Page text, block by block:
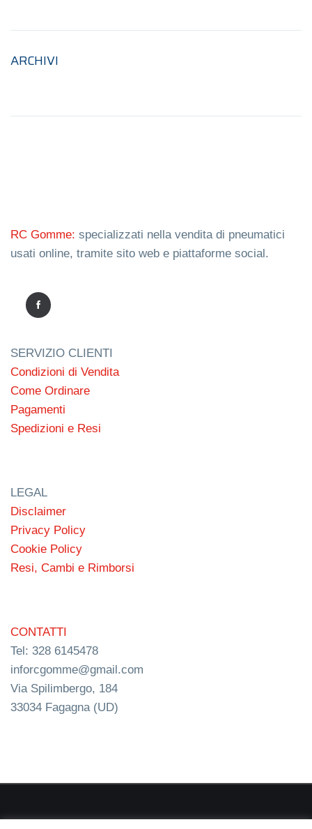
ARCHIVI
RC Gomme: specializzati nella vendita di pneumatici
usati online, tramite sito web e piattaforme social.
SERVIZIO CLIENTI
Condizioni di Vendita
Come Ordinare
Pagamenti
Spedizioni e Resi
LEGAL
Disclaimer
Privacy Policy
Cookie Policy
Resi, Cambi e Rimborsi
CONTATTI
Tel: 328 6145478
inforcgomme@gmail.com
Via Spilimbergo, 184
33034 Fagagna (UD)